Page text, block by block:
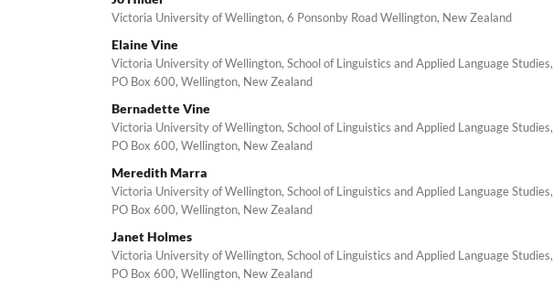
Victoria University of Wellington, 6 Ponsonby Road Wellington, New Zealand
Elaine Vine
Victoria University of Wellington, School of Linguistics and Applied Language Studies,
PO Box 600, Wellington, New Zealand
Bernadette Vine
Victoria University of Wellington, School of Linguistics and Applied Language Studies,
PO Box 600, Wellington, New Zealand
Meredith Marra
Victoria University of Wellington, School of Linguistics and Applied Language Studies,
PO Box 600, Wellington, New Zealand
Janet Holmes
Victoria University of Wellington, School of Linguistics and Applied Language Studies,
PO Box 600, Wellington, New Zealand